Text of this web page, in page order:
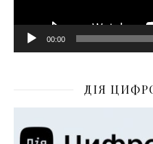
00:00
ДІЯ